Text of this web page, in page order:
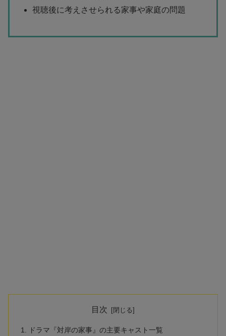
視聴後に考えさせられる家事や家庭の問題
目次
ドラマ『対岸の家事』の主要キャスト一覧